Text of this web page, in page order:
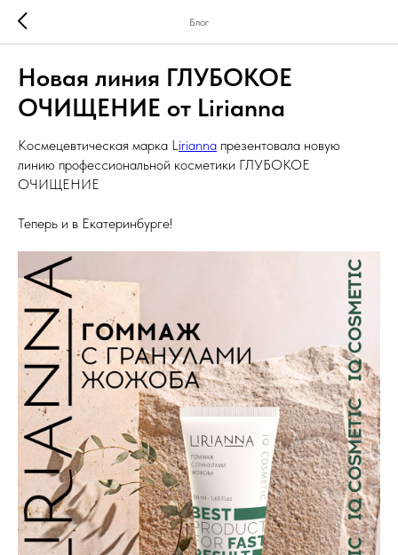
Блог
Новая линия ГЛУБОКОЕ
ОЧИЩЕНИЕ от Lirianna
Космецевтическая марка Lirianna презентовала новую
линию профессиональной косметики ГЛУБОКОЕ
ОЧИЩЕНИЕ
Теперь и в Екатеринбурге!